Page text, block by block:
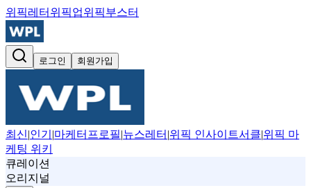
위픽레터 위픽업위픽부스터
로그인 회원가입
최신|인기 |마케터프로필|뉴스레터 |위픽 인사이트서클|위픽 마
케팅 위키
큐레이션
오리지널